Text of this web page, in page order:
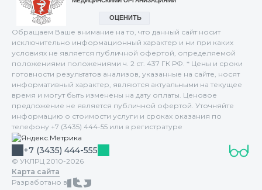
Обращаем Ваше внимание на то, что данный сайт носит
исключительно информационный характер и ни при каких
условиях не является публичной офертой, определяемой
положениями положениями ч. 2 ст. 437 ГК РФ. * Цены и сроки
готовности результатов анализов, указанные на сайте, носят
информативный характер, являются актуальными на текущее
время и могут быть изменены на дату оплаты. Ценовое
предложение не является публичной офертой. Уточняйте
информацию о стоимости услуги и сроках оказания по
телефону +7 (3435) 444-55 или в регистратуре
+7 (3435) 444-555
© УКЛРЦ 2010-2026
Карта сайта
Разработано в